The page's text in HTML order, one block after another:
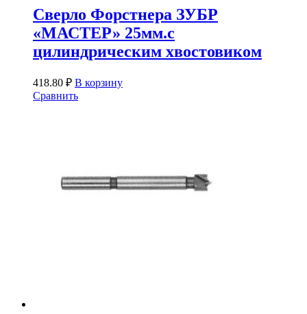
Сверло Форстнера ЗУБР
«МАСТЕР» 25мм.с
цилиндрическим хвостовиком
418.80 ₽ В корзину
Сравнить